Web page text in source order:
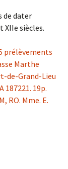
de dater
XIIe siècles.
prélèvements
Marthe
de-Grand-Lieu
187221. 19p.
RO. Mme. E.